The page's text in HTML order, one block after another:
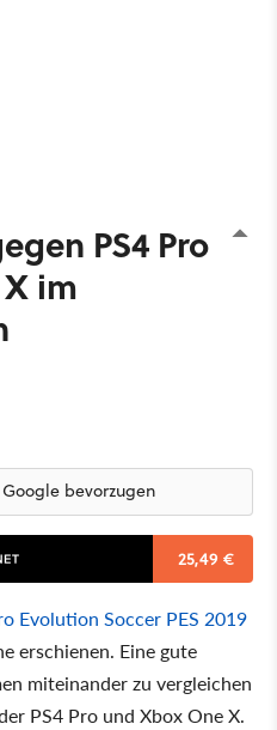
PS4 Pro
im
bevorzugen
25,49 €
Evolution Soccer PES 2019
erschienen. Eine gute
miteinander zu vergleichen
PS4 Pro und Xbox One X.